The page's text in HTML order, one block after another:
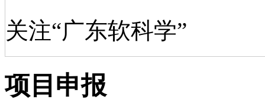
关注“广东软科学”
项目申报